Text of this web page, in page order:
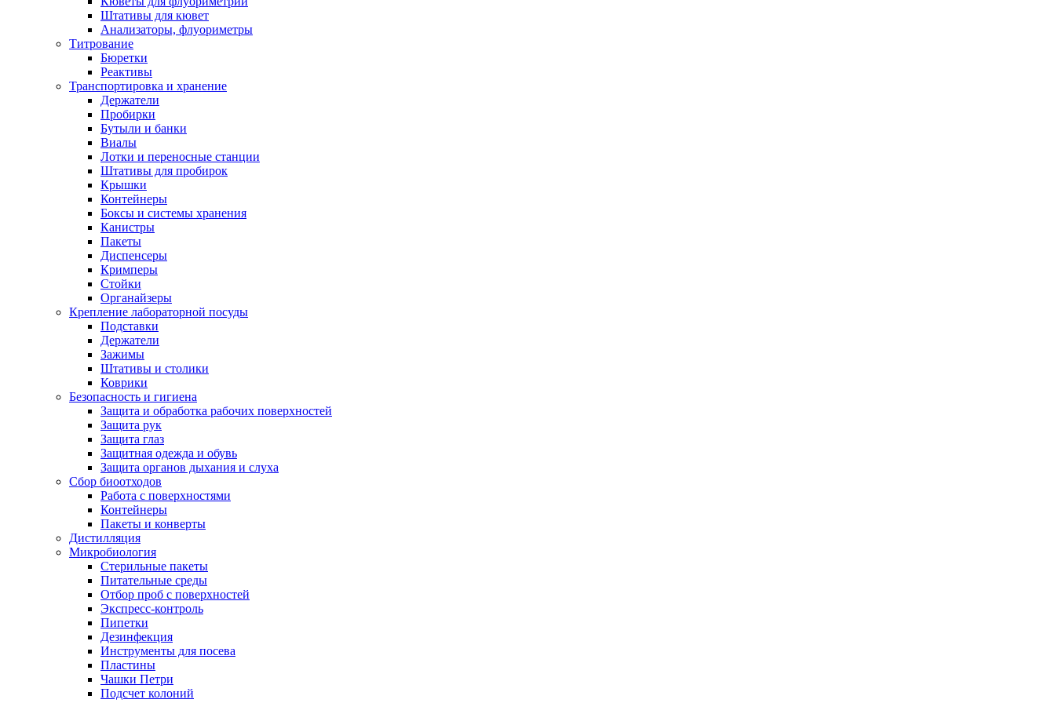
Штативы для кювет
Анализаторы, флуориметры
Титрование
Бюретки
Реактивы
Транспортировка и хранение
Держатели
Пробирки
Бутыли и банки
Виалы
Лотки и переносные станции
Штативы для пробирок
Крышки
Контейнеры
Боксы и системы хранения
Канистры
Пакеты
Диспенсеры
Кримперы
Стойки
Органайзеры
Крепление лабораторной посуды
Подставки
Держатели
Зажимы
Штативы и столики
Коврики
Безопасность и гигиена
Защита и обработка рабочих поверхностей
Защита рук
Защита глаз
Защитная одежда и обувь
Защита органов дыхания и слуха
Сбор биоотходов
Работа с поверхностями
Контейнеры
Пакеты и конверты
Дистилляция
Микробиология
Стерильные пакеты
Питательные среды
Отбор проб с поверхностей
Экспресс-контроль
Пипетки
Дезинфекция
Инструменты для посева
Пластины
Чашки Петри
Подсчет колоний